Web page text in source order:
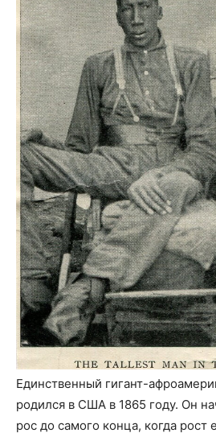
Единственный гигант-
родился в США в 1865 году. Он
рос до самого конца, когда рост